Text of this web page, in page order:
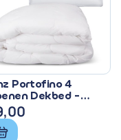
Portofino 4
Dekbed -
voor Elk